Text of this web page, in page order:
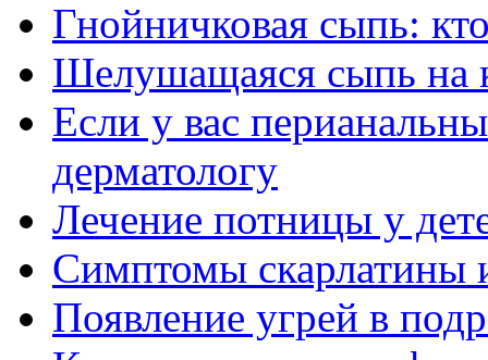
Гнойничковая сыпь:
Шелушащаяся сыпь на
Если у вас
дерматологу
Лечение потницы у
Симптомы скарлатины
Появление угрей в